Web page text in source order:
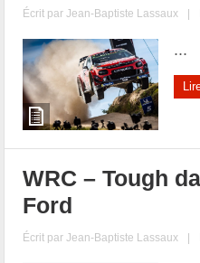
Écrit parJean-Baptiste Lassaux |
...
WRC – Tough
Ford
Écrit parJean-Baptiste Lassaux |